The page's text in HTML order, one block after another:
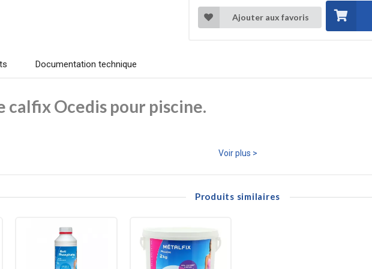
Ajouter aux favoris
Documentation technique
calfix Ocedis pour piscine.
et magnésium, responsables des dépôts blanchâtres, de l’eau trouble et de l’entartrage des
Ocedis
— évite dépôts blanchâtres sur parois et ligne d’eau.
— limite l’entartrage des filtres, pompes et chauffages.
Voir plus >
Produits similaires